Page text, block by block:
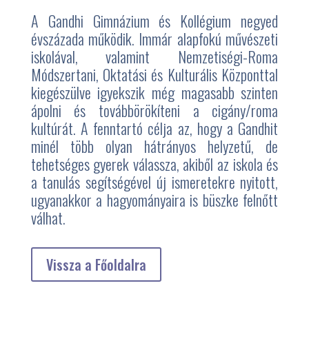
A Gandhi Gimnázium és Kollégium negyed
évszázada működik. Immár alapfokú művészeti
iskolával, valamint Nemzetiségi-Roma
Módszertani, Oktatási és Kulturális Központtal
kiegészülve igyekszik még magasabb szinten
ápolni és továbbörökíteni a cigány/roma
kultúrát. A fenntartó célja az, hogy a Gandhit
minél több olyan hátrányos helyzetű, de
tehetséges gyerek válassza, akiből az iskola és
a tanulás segítségével új ismeretekre nyitott,
ugyanakkor a hagyományaira is büszke felnőtt
válhat.
Vissza a Főoldalra